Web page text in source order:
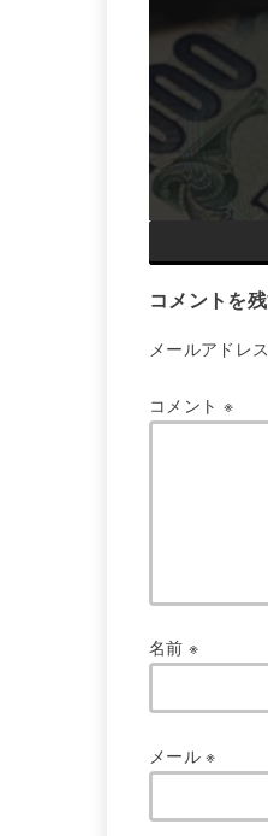
コメントを
メールアドレ
コメント ※
名前※
メール※